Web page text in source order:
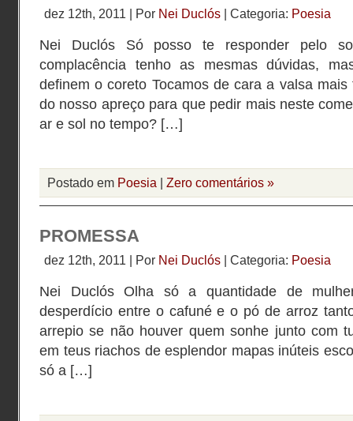
dez 12th, 2011 | Por Nei Duclós | Categoria: Poesia
Nei Duclós Só posso te responder pelo
complacência tenho as mesmas dúvidas,
definem o coreto Tocamos de cara a valsa
do nosso apreço para que pedir mais neste
ar e sol no tempo? […]
Postado em Poesia | Zero comentários »
PROMESSA
dez 12th, 2011 | Por Nei Duclós | Categoria: Poesia
Nei Duclós Olha só a quantidade de
desperdício entre o cafuné e o pó de arroz
arrepio se não houver quem sonhe junto com
em teus riachos de esplendor mapas inúteis
só a […]